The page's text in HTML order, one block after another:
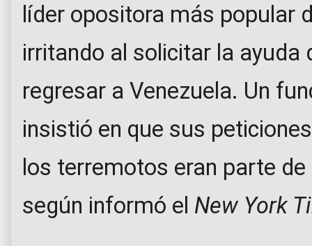
líder opositora más popular
irritando al solicitar la ayuda
regresar a Venezuela. Un
insistió en que sus
los terremotos eran parte
según informó el New York